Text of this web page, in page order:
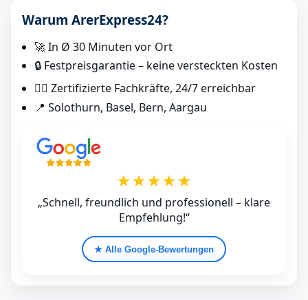
Warum ArerExpress24?
🚀 In Ø 30 Minuten vor Ort
🔒 Festpreisgarantie – keine versteckten Kosten
👷‍♂️ Zertifizierte Fachkräfte, 24/7 erreichbar
📍 Solothurn, Basel, Bern, Aargau
★★★★★
„Schnell, freundlich und professionell – klare
Empfehlung!“
★ Alle Google‑Bewertungen